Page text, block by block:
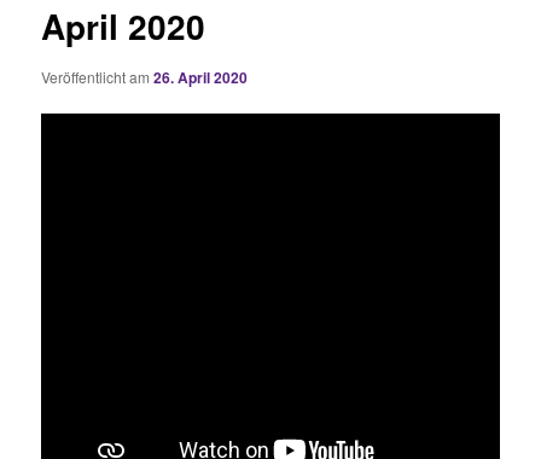
April 2020
Veröffentlicht am26. April 2020